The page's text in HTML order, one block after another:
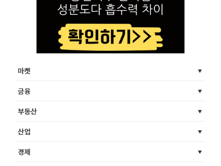
마켓
금융
부동산
산업
경제